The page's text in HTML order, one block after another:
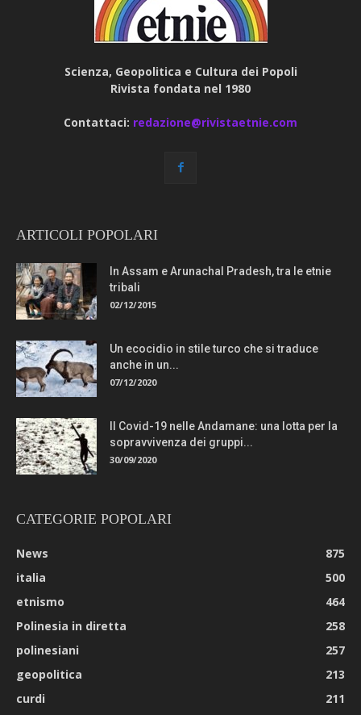
Scienza, Geopolitica e Cultura dei Popoli
Rivista fondata nel 1980
Contattaci: redazione@rivistaetnie.com
ARTICOLI POPOLARI
In Assam e Arunachal Pradesh, tra le etnie
tribali
02/12/2015
Un ecocidio in stile turco che si traduce
anche in un...
07/12/2020
Il Covid-19 nelle Andamane: una lotta per la
sopravvivenza dei gruppi...
30/09/2020
CATEGORIE POPOLARI
News
875
italia
500
etnismo
464
Polinesia in diretta
258
polinesiani
257
geopolitica
213
curdi
211